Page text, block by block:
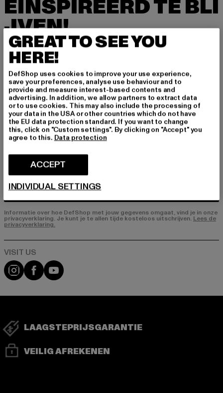
EÏNSPIREERD TE BLI
JVEN!
Meld je hier aan voor onze nieuwsbrief en ontv
ang in de toekomst informatie over actuele tre
nds, aanbiedingen en waardebonnen van DefS
hop per e-mail!
In welke producten bent u geïnteresseerd?
HEREN
DAMES
E-MAIL
AANMELDEN
Informatie over hoe DefShop met jouw gegevens omgaat, vind je in onze
privacyverklaring. Je kunt je te allen tijde kosteloos uitschrijven.Lees de
privacyverklaring.
Visit our Instagram page:
Visit our Facebook page:
Visit our YouTube channel:
LAAGSTEPRIJSGARANTIE
VEILIG AFREKENEN
GREAT TO SEE YOU
HERE!
DefShop uses cookies to improve your use experience,
save your preferences, analyse use behaviour and to
provide and measure interest-based contents and
advertising. In addition, we allow partners to extract data
or to use cookies. This may also include the processing of
your data in the USA or other countries which do not have
the EU data protection standard. If you want to change
this, click on "Custom settings". By clicking on "Accept" you
agree to this. Data protection
ACCEPT
INDIVIDUAL SETTINGS